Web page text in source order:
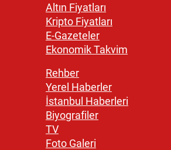
Altın Fiyatları
Kripto Fiyatları
E-Gazeteler
Ekonomik Takvim
Rehber
Yerel Haberler
İstanbul Haberleri
Biyografiler
TV
Foto Galeri